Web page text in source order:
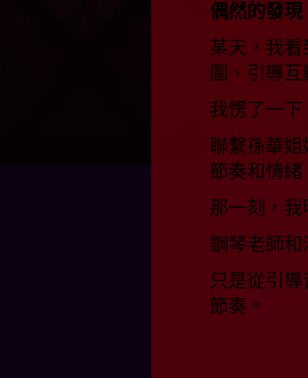
偶然的發現
某天，我
圍、引導
我愣了一
聯繫孫華
節奏和情
那一刻，
鋼琴老師
只是從引
節奏。